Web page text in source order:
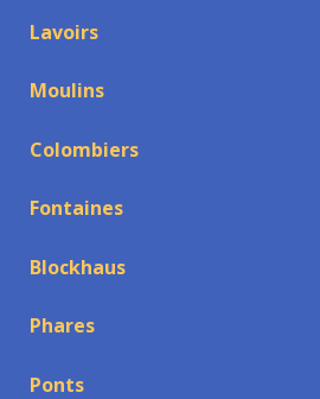
Lavoirs
Moulins
Colombiers
Fontaines
Blockhaus
Phares
Ponts